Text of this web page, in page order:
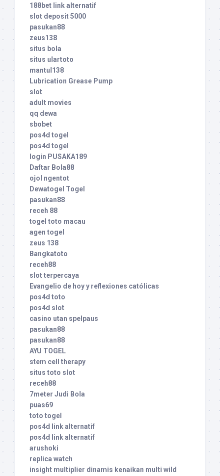
188bet link alternatif
slot deposit 5000
pasukan88
zeus138
situs bola
situs ulartoto
mantul138
Lubrication Grease Pump
slot
adult movies
qq dewa
sbobet
pos4d togel
pos4d togel
login PUSAKA189
Daftar Bola88
ojol ngentot
Dewatogel Togel
pasukan88
receh 88
togel toto macau
agen togel
zeus 138
Bangkatoto
receh88
slot terpercaya
Evangelio de hoy y reflexiones católicas
pos4d toto
pos4d slot
casino utan spelpaus
pasukan88
pasukan88
AYU TOGEL
stem cell therapy
situs toto slot
receh88
7meter Judi Bola
puas69
toto togel
pos4d link alternatif
pos4d link alternatif
arushoki
replica watch
insight multiplier dinamis kenaikan multi wild